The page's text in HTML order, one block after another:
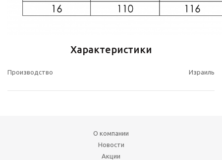
Характеристики
Производство Израиль
О компании
Новости
Акции